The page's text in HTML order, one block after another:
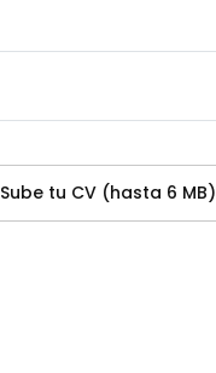
Sube tu CV (hasta 6 MB)